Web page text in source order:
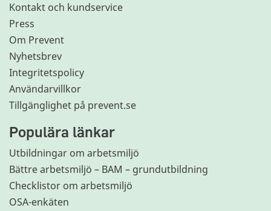
Kontakt och kundservice
Press
Om Prevent
Nyhetsbrev
Integritetspolicy
Användarvillkor
Tillgänglighet på prevent.se
Populära länkar
Utbildningar om arbetsmiljö
Bättre arbetsmiljö – BAM – grundutbildning
Checklistor om arbetsmiljö
OSA-enkäten